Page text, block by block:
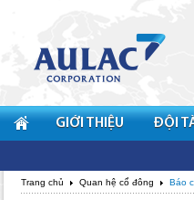
GIỚI THIỆU ĐỘI
Trang chủ Quan hệ cổ đông Báo